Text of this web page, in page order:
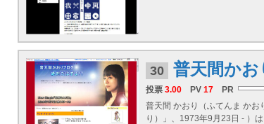
30 普天間かお
投票 3.00 PV 17
PR
普天間 かおり（ふてんま かお
り）」、1973年9月23日 - ）